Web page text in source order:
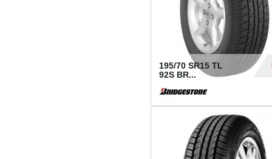
195/70 SR15 TL
92S BR...